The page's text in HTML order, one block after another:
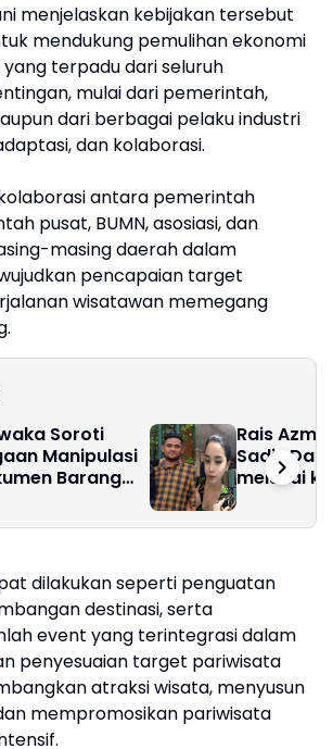
menjelaskan kebijakan tersebut
mendukung pemulihan ekonomi
terpadu dari seluruh
mulai dari pemerintah,
dari berbagai pelaku industri
dan kolaborasi.
antara pemerintah
pusat, BUMN, asosiasi, dan
masing daerah dalam
pencapaian target
wisatawan memegang
Soroti
Manipulasi
Barang
Negara
dan PT
Bahari
Rais
Sadis Dan
melukai
hingga
dilakukan seperti penguatan
destinasi, serta
event yang terintegrasi dalam
penyesuaian target pariwisata
atraksi wisata, menyusun
mempromosikan pariwisata